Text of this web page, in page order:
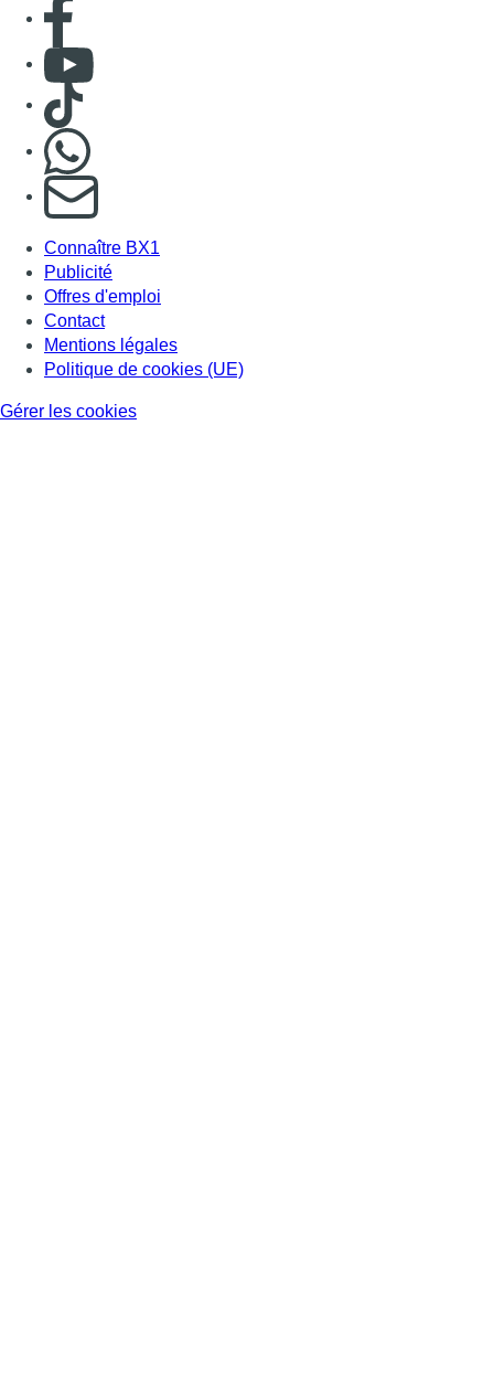
Consulter Youtube
Consulter TikTok
S'abonner à notre newsletter
Connaître BX1
Publicité
Offres d'emploi
Contact
Mentions légales
Politique de cookies (UE)
Gérer les cookies